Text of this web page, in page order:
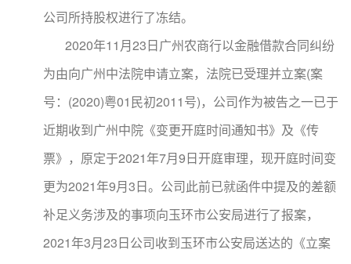
公司所持股权进行了冻结。
2020年11月23日广州农商行以金融借款合同纠纷
为由向广州中法院申请立案，法院已受理并立案(案
号：(2020)粤01民初2011号)，公司作为被告之一已于
近期收到广州中院《变更开庭时间通知书》及《传
票》，原定于2021年7月9日开庭审理，现开庭时间变
更为2021年9月3日。公司此前已就函件中提及的差额
补足义务涉及的事项向玉环市公安局进行了报案，
2021年3月23日公司收到玉环市公安局送达的《立案